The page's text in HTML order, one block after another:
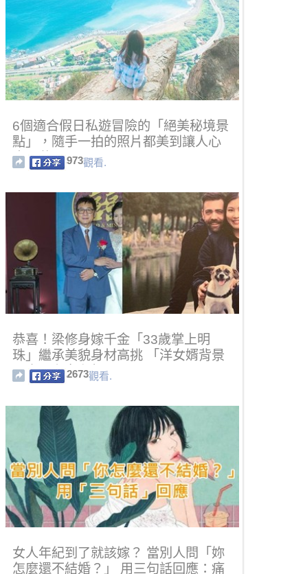
6個適合假日私遊冒險的「絕美秘境景
點」，隨手一拍的照片都美到讓人心
底開花！973觀看.
恭喜！梁修身嫁千金「33歲掌上明
珠」繼承美貌身材高挑 「洋女婿背景
曝光」和女兒超匹配
2673觀看.
女人年紀到了就該嫁？ 當別人問「妳
怎麼還不結婚？」 用三句話回應：痛